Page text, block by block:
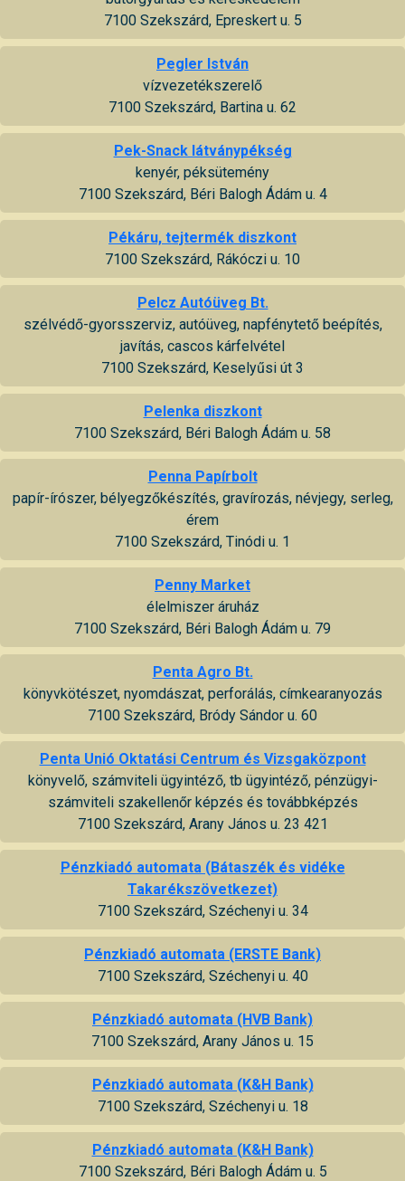
7100 Szekszárd, Epreskert u. 5
Pegler István
vízvezetékszerelő
7100 Szekszárd, Bartina u. 62
Pek-Snack látványpékség
kenyér, péksütemény
7100 Szekszárd, Béri Balogh Ádám u. 4
Pékáru, tejtermék diszkont
7100 Szekszárd, Rákóczi u. 10
Pelcz Autóüveg Bt.
szélvédő-gyorsszerviz, autóüveg, napfénytető beépítés,
javítás, cascos kárfelvétel
7100 Szekszárd, Keselyűsi út 3
Pelenka diszkont
7100 Szekszárd, Béri Balogh Ádám u. 58
Penna Papírbolt
papír-írószer, bélyegzőkészítés, gravírozás, névjegy, serleg,
érem
7100 Szekszárd, Tinódi u. 1
Penny Market
élelmiszer áruház
7100 Szekszárd, Béri Balogh Ádám u. 79
Penta Agro Bt.
könyvkötészet, nyomdászat, perforálás, címkearanyozás
7100 Szekszárd, Bródy Sándor u. 60
Penta Unió Oktatási Centrum és Vizsgaközpont
könyvelő, számviteli ügyintéző, tb ügyintéző, pénzügyi-
számviteli szakellenőr képzés és továbbképzés
7100 Szekszárd, Arany János u. 23 421
Pénzkiadó automata (Bátaszék és vidéke
Takarékszövetkezet)
7100 Szekszárd, Széchenyi u. 34
Pénzkiadó automata (ERSTE Bank)
7100 Szekszárd, Széchenyi u. 40
Pénzkiadó automata (HVB Bank)
7100 Szekszárd, Arany János u. 15
Pénzkiadó automata (K&H Bank)
7100 Szekszárd, Széchenyi u. 18
Pénzkiadó automata (K&H Bank)
7100 Szekszárd, Béri Balogh Ádám u. 5